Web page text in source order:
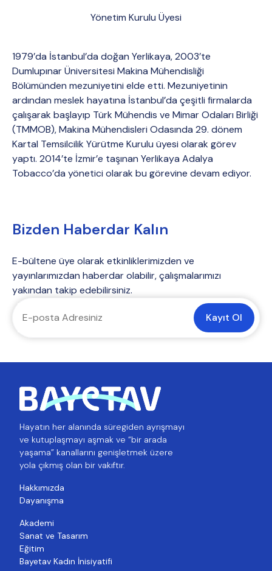
Yönetim Kurulu Üyesi
1979’da İstanbul’da doğan Yerlikaya, 2003’te
Dumlupınar Üniversitesi Makina Mühendisliği
Bölümünden mezuniyetini elde etti. Mezuniyetinin
ardından meslek hayatına İstanbul’da çeşitli firmalarda
çalışarak başlayıp Türk Mühendis ve Mimar Odaları Birliği
(TMMOB), Makina Mühendisleri Odasında 29. dönem
Kartal Temsilcilik Yürütme Kurulu üyesi olarak görev
yaptı. 2014’te İzmir’e taşınan Yerlikaya Adalya
Tobacco’da yönetici olarak bu görevine devam ediyor.
Bizden Haberdar Kalın
E-bültene üye olarak etkinliklerimizden ve
yayınlarımızdan haberdar olabilir, çalışmalarımızı
yakından takip edebilirsiniz.
Kayıt Ol
Hayatın her alanında süregiden ayrışmayı
ve kutuplaşmayı aşmak ve “bir arada
yaşama” kanallarını genişletmek üzere
yola çıkmış olan bir vakıftır.
Hakkımızda
Dayanışma
Akademi
Sanat ve Tasarım
Eğitim
Bayetav Kadın İnisiyatifi